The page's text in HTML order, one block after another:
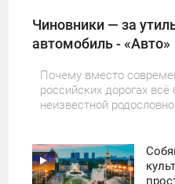
Чиновники — за
автомобиль - «Авто»
Почему вместо
российских дорогах
неизвестной